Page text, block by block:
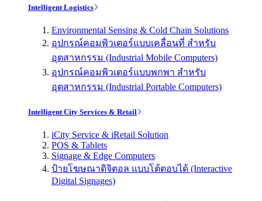
Intelligent Logistics
Environmental Sensing & Cold Chain Solutions
อุปกรณ์คอมพิวเตอร์แบบเคลื่อนที่ สำหรับ
อุตสาหกรรม (Industrial Mobile Computers)
อุปกรณ์คอมพิวเตอร์แบบพกพา สำหรับ
อุตสาหกรรม (Industrial Portable Computers)
Intelligent City Services & Retail
iCity Service & iRetail Solution
POS & Tablets
Signage & Edge Computers
ป้ายโฆษณาดิจิตอล แบบโต้ตอบได้ (Interactive
Digital Signages)